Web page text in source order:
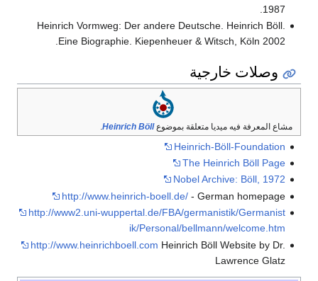
1987.
Heinrich Vormweg: Der andere Deutsche. Heinrich Böll.
Eine Biographie. Kiepenheuer & Witsch, Köln 2002.
وصلات خارجية
مشاع المعرفة فيه ميديا متعلقة بموضوعHeinrich Böll
.
Heinrich-Böll-Foundation
The Heinrich Böll Page
Nobel Archive: Böll, 1972
http://www.heinrich-boell.de/- German homepage
http://www2.uni-wuppertal.de/FBA/germanistik/Germanist
ik/Personal/bellmann/welcome.htm
http://www.heinrichboell.com Heinrich Böll Website by Dr.
Lawrence Glatz